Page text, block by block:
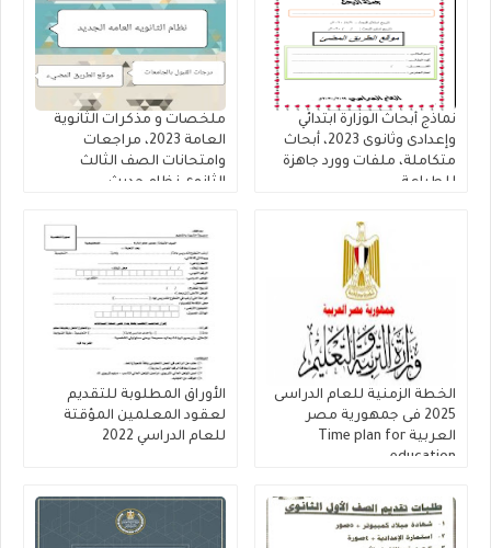
نماذج أبحاث الوزارة ابتدائي
وإعدادى وثانوى 2023، أبحاث
متكاملة، ملفات وورد جاهزة
للطباعة
ملخصات و مذكرات الثانوية
العامة 2023، مراجعات
وامتحانات الصف الثالث
الثانوى نظام حديث
الخطة الزمنية للعام الدراسى
2025 فى جمهورية مصر
العربية Time plan for
education
الأوراق المطلوبة للتقديم
لعقود المعلمين المؤقتة
للعام الدراسي 2022